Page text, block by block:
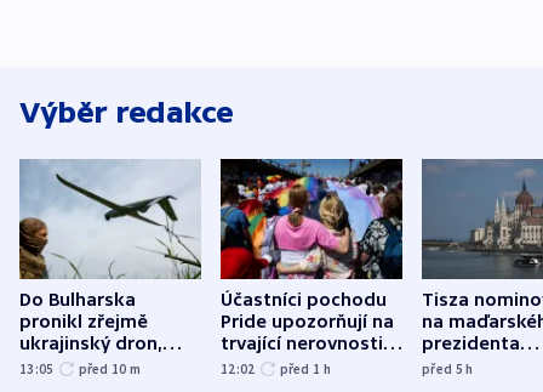
Výběr redakce
Do Bulharska
pronikl zřejmě
ukrajinský dron,
explodoval kilometr
13:05 před 10 m
Účastníci pochodu
Pride upozorňují na
trvající nerovnosti i
společenskou
12:02 před 1 h
Tisza
na
prezidenta
bývalého
před 5h